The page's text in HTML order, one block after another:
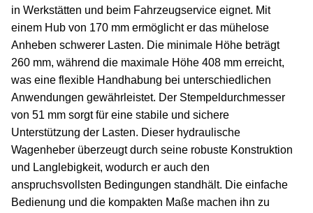
in Werkstätten und beim Fahrzeugservice eignet. Mit
einem Hub von 170 mm ermöglicht er das mühelose
Anheben schwerer Lasten. Die minimale Höhe beträgt
260 mm, während die maximale Höhe 408 mm erreicht,
was eine flexible Handhabung bei unterschiedlichen
Anwendungen gewährleistet. Der Stempeldurchmesser
von 51 mm sorgt für eine stabile und sichere
Unterstützung der Lasten. Dieser hydraulische
Wagenheber überzeugt durch seine robuste Konstruktion
und Langlebigkeit, wodurch er auch den
anspruchsvollsten Bedingungen standhält. Die einfache
Bedienung und die kompakten Maße machen ihn zu